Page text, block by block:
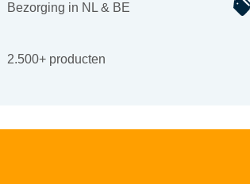
Bezorging in NL & BE
2.500+ producten